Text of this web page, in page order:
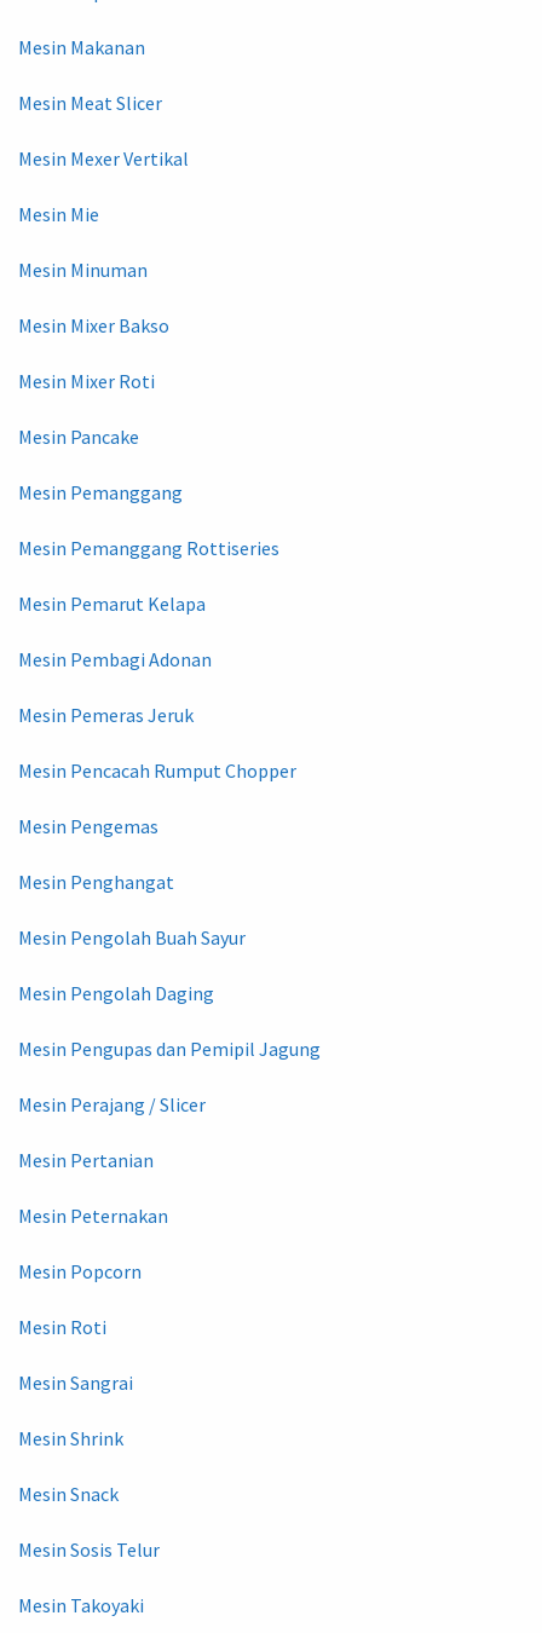
Mesin Makanan
Mesin Meat Slicer
Mesin Mexer Vertikal
Mesin Mie
Mesin Minuman
Mesin Mixer Bakso
Mesin Mixer Roti
Mesin Pancake
Mesin Pemanggang
Mesin Pemanggang Rottiseries
Mesin Pemarut Kelapa
Mesin Pembagi Adonan
Mesin Pemeras Jeruk
Mesin Pencacah Rumput Chopper
Mesin Pengemas
Mesin Penghangat
Mesin Pengolah Buah Sayur
Mesin Pengolah Daging
Mesin Pengupas dan Pemipil Jagung
Mesin Perajang / Slicer
Mesin Pertanian
Mesin Peternakan
Mesin Popcorn
Mesin Roti
Mesin Sangrai
Mesin Shrink
Mesin Snack
Mesin Sosis Telur
Mesin Takoyaki